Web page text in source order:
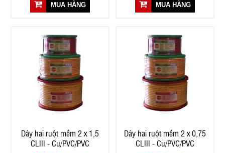
MUA HÀNG MUA HÀNG
Dây hai ruột mềm 2 x 1,5
CLIII - Cu/PVC/PVC
Dây hai ruột mềm 2 x 0,75
CLIII - Cu/PVC/PVC